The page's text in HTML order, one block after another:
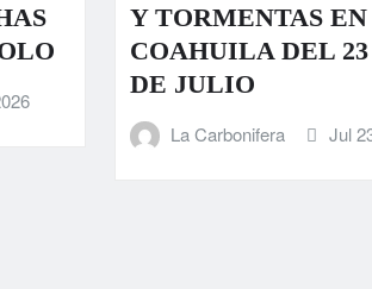
Y TORMENTAS EN
COAHUILA DEL
DE JULIO
La Carbonifera Jul